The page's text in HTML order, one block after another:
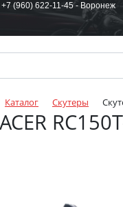
+7 (960) 622-11-45 - Воронеж
Каталог Скутеры